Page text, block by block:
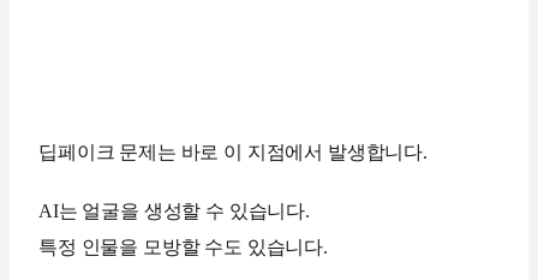
딥페이크 문제는 바로 이 지점에서 발생합니다.
AI는 얼굴을 생성할 수 있습니다.
특정 인물을 모방할 수도 있습니다.